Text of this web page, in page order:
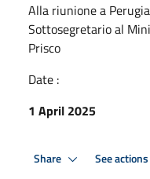
Alla riunione a
Sottosegretario al
Prisco
Date :
1 April 2025
Share See actions